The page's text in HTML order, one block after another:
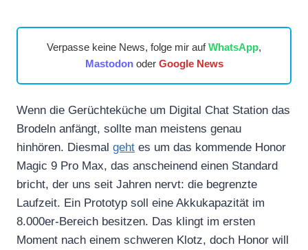
Verpasse keine News, folge mir aufWhatsApp,
Mastodonoder Google News
Wenn die Gerüchteküche um Digital Chat Station das
Brodeln anfängt, sollte man meistens genau
hinhören. Diesmal geht es um das kommende Honor
Magic 9 Pro Max, das anscheinend einen Standard
bricht, der uns seit Jahren nervt: die begrenzte
Laufzeit. Ein Prototyp soll eine Akkukapazität im
8.000er-Bereich besitzen. Das klingt im ersten
Moment nach einem schweren Klotz, doch Honor will